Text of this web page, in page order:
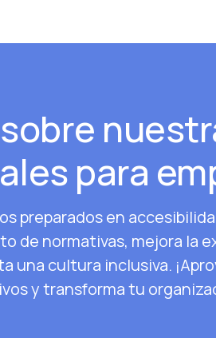
para
preparados en
de normativas, mejora la
una cultura inclusiva.
y transforma tu